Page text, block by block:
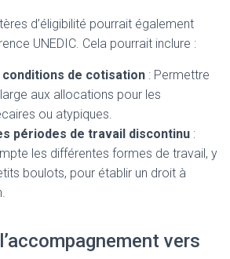
d’éligibilité pourrait également
UNEDIC. Cela pourrait inclure :
de cotisation : Permettre
aux allocations pour les
ou atypiques.
périodes de travail discontinu :
les différentes formes de travail, y
boulots, pour établir un droit à
vers